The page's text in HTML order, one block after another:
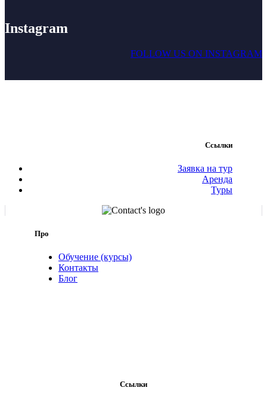
Instagram
FOLLOW US ON INSTAGRAM
Ссылки
Заявка на тур
Аренда
Туры
Про
Обучение (курсы)
Контакты
Блог
Ссылки